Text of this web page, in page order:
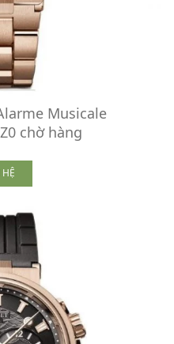
Musicale
chờ hàng